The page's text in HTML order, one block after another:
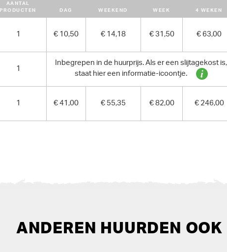
AANTAL
PRODUCTEN
DAG WEEKEND WEEK 4 WEKEN
1 € 10,50 € 14,18 € 31,50 € 63,00
1
Inbegrepen in de huurprijs. Als er een slijtagekost is,
staat hier een informatie-icoontje.
1 € 41,00 € 55,35 € 82,00 € 246,00
ANDEREN HUURDEN OOK